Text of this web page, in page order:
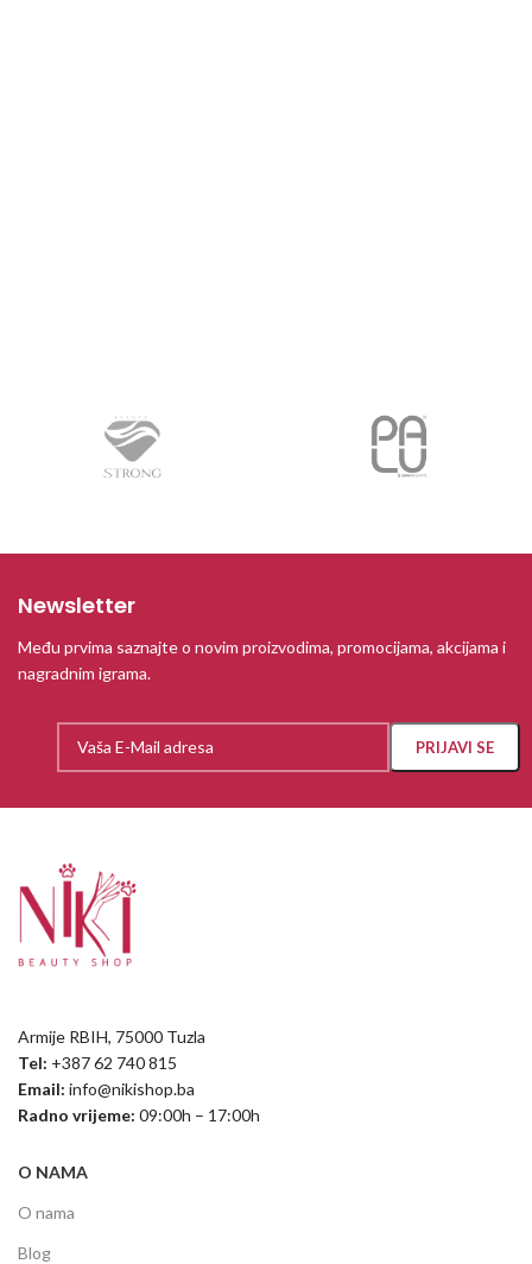
Newsletter
Među prvima saznajte o novim proizvodima, promocijama, akcijama i
nagradnim igrama.
Armije RBIH, 75000 Tuzla
Tel: +387 62 740 815
Email: info@nikishop.ba
Radno vrijeme: 09:00h – 17:00h
O NAMA
O nama
Blog